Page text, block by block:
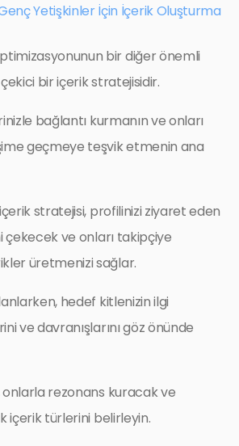
Yetişkinler İçin İçerik Oluşturma
bir diğer önemli
bir içerik stratejisidir.
bağlantı kurmanın ve onları
geçmeye teşvik etmenin ana
stratejisi, profilinizi ziyaret eden
çekecek ve onları takipçiye
üretmenizi sağlar.
hedef kitlenizin ilgi
ve davranışlarını göz önünde
onlarla rezonans kuracak ve
içerik türlerini belirleyin.